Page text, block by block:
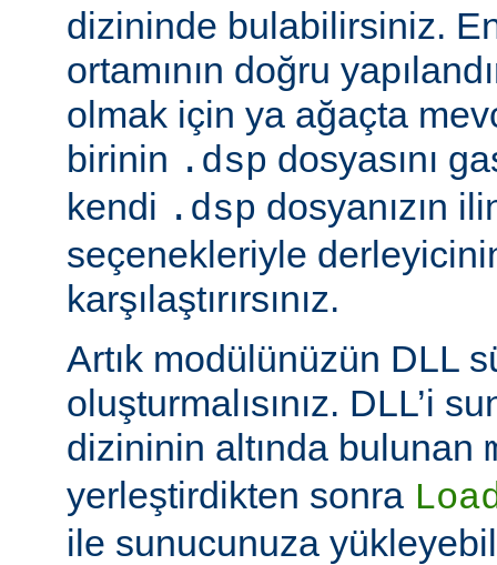
dizininde bulabilirsiniz.
ortamının doğru
olmak için ya ağaçta
birinin .dsp dosyasını
kendi .dsp dosyanızın
seçenekleriyle
karşılaştırırsınız.
Artık modülünüzün DLL
oluşturmalısınız. DLL’i
dizininin altında bulunan
yerleştirdikten sonra
ile sunucunuza